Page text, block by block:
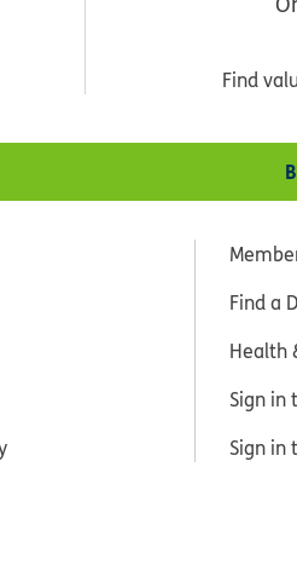
Find
Find a
Health
Sign in
Sign in